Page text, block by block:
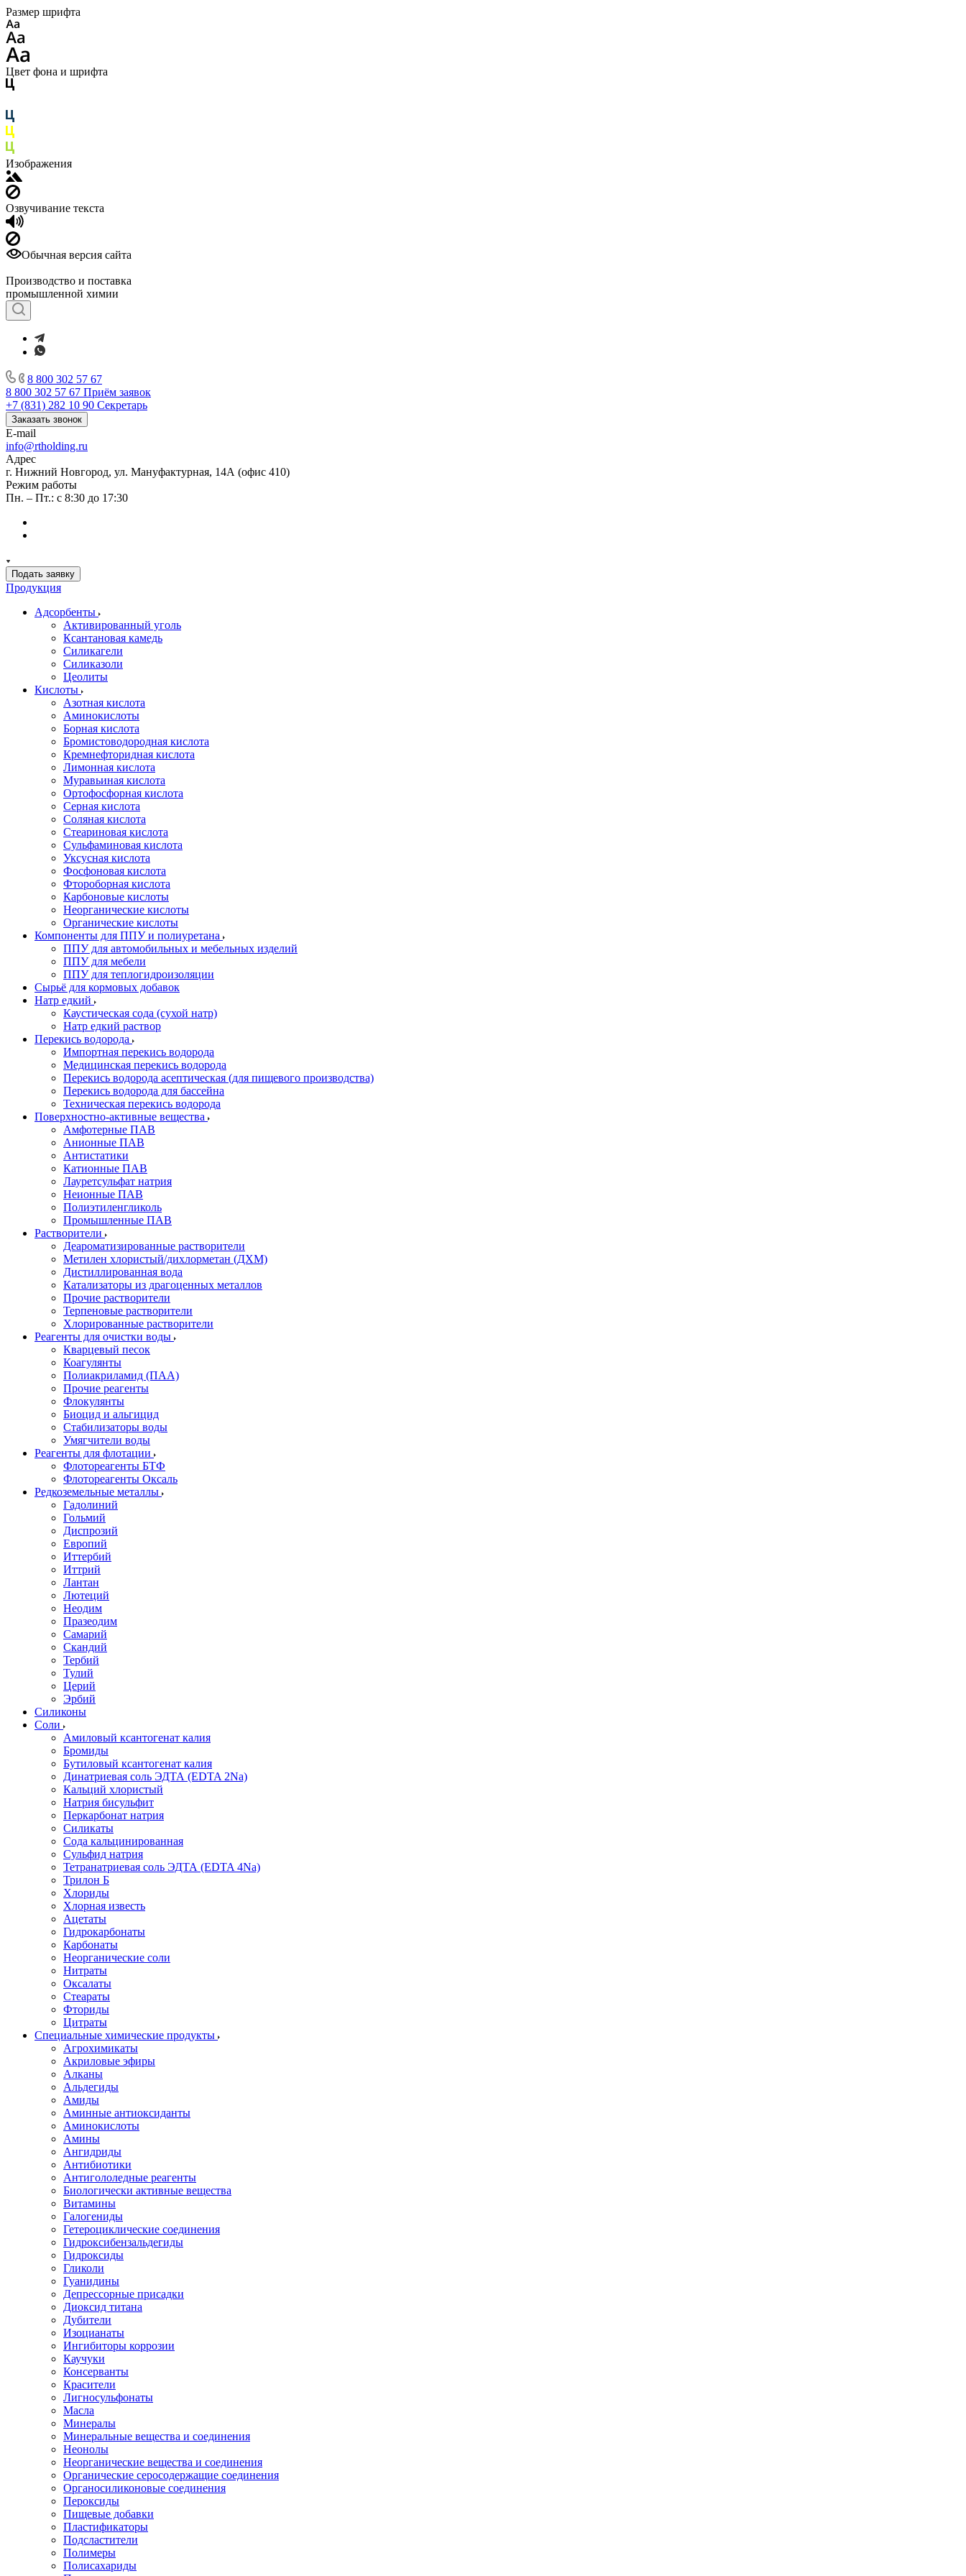
Размер шрифта
Цвет фона и шрифта
Изображения
Озвучивание текста
Обычная версия сайта
Производство и поставка
промышленной химии
8 800 302 57 67
8 800 302 57 67 Приём заявок
+7 (831) 282 10 90 Секретарь
Заказать звонок
E-mail
info@rtholding.ru
Адрес
г. Нижний Новгород, ул. Мануфактурная, 14А (офис 410)
Режим работы
Пн. – Пт.: с 8:30 до 17:30
Подать заявку
Продукция
Адсорбенты
Активированный уголь
Ксантановая камедь
Силикагели
Силиказоли
Цеолиты
Кислоты
Азотная кислота
Аминокислоты
Борная кислота
Бромистоводородная кислота
Кремнефторидная кислота
Лимонная кислота
Муравьиная кислота
Ортофосфорная кислота
Серная кислота
Соляная кислота
Стеариновая кислота
Сульфаминовая кислота
Уксусная кислота
Фосфоновая кислота
Фтороборная кислота
Карбоновые кислоты
Неорганические кислоты
Органические кислоты
Компоненты для ППУ и полиуретана
ППУ для автомобильных и мебельных изделий
ППУ для мебели
ППУ для теплогидроизоляции
Сырьё для кормовых добавок
Натр едкий
Каустическая сода (сухой натр)
Натр едкий раствор
Перекись водорода
Импортная перекись водорода
Медицинская перекись водорода
Перекись водорода асептическая (для пищевого производства)
Перекись водорода для бассейна
Техническая перекись водорода
Поверхностно-активные вещества
Амфотерные ПАВ
Анионные ПАВ
Антистатики
Катионные ПАВ
Лауретсульфат натрия
Неионные ПАВ
Полиэтиленгликоль
Промышленные ПАВ
Растворители
Деароматизированные растворители
Метилен хлористый/дихлорметан (ДХМ)
Дистиллированная вода
Катализаторы из драгоценных металлов
Прочие растворители
Терпеновые растворители
Хлорированные растворители
Реагенты для очистки воды
Кварцевый песок
Коагулянты
Полиакриламид (ПАА)
Прочие реагенты
Флокулянты
Биоцид и альгицид
Стабилизаторы воды
Умягчители воды
Реагенты для флотации
Флотореагенты БТФ
Флотореагенты Оксаль
Редкоземельные металлы
Гадолиний
Гольмий
Диспрозий
Европий
Иттербий
Иттрий
Лантан
Лютеций
Неодим
Празеодим
Самарий
Скандий
Тербий
Тулий
Церий
Эрбий
Силиконы
Соли
Амиловый ксантогенат калия
Бромиды
Бутиловый ксантогенат калия
Динатриевая соль ЭДТА (EDTA 2Na)
Кальций хлористый
Натрия бисульфит
Перкарбонат натрия
Силикаты
Сода кальцинированная
Сульфид натрия
Тетранатриевая соль ЭДТА (EDTA 4Na)
Трилон Б
Хлориды
Хлорная известь
Ацетаты
Гидрокарбонаты
Карбонаты
Неорганические соли
Нитраты
Оксалаты
Стеараты
Фториды
Цитраты
Специальные химические продукты
Агрохимикаты
Акриловые эфиры
Алканы
Альдегиды
Амиды
Аминные антиоксиданты
Аминокислоты
Амины
Ангидриды
Антибиотики
Антигололедные реагенты
Биологически активные вещества
Витамины
Галогениды
Гетероциклические соединения
Гидроксибензальдегиды
Гидроксиды
Гликоли
Гуанидины
Депрессорные присадки
Диоксид титана
Дубители
Изоцианаты
Ингибиторы коррозии
Каучуки
Консерванты
Красители
Лигносульфонаты
Масла
Минералы
Минеральные вещества и соединения
Неонолы
Неорганические вещества и соединения
Органические серосодержащие соединения
Органосиликоновые соединения
Пероксиды
Пищевые добавки
Пластификаторы
Подсластители
Полимеры
Полисахариды